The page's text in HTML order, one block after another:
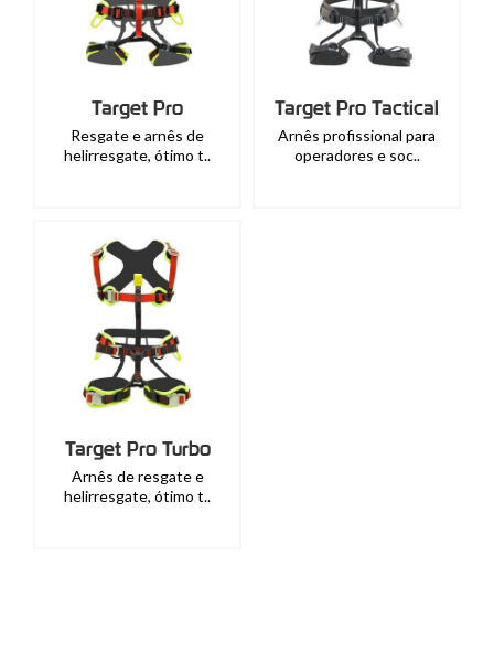
Target Pro
Resgate e arnês de
helirresgate, ótimo t..
Target Pro Tactical
Arnês profissional para
operadores e soc..
Target Pro Turbo
Arnês de resgate e
helirresgate, ótimo t..